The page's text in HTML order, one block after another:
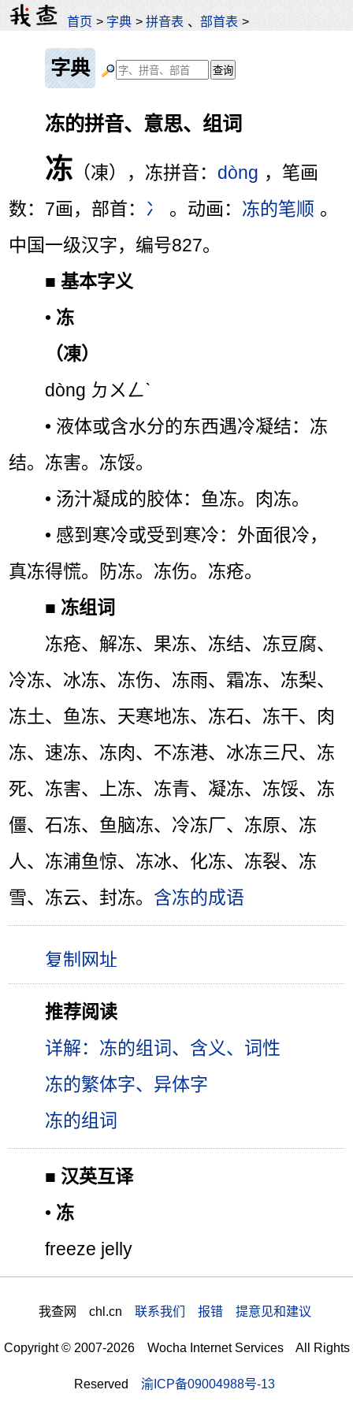
首页 > 字典 >拼音表 、部首表 >
字典
冻的拼音、意思、组词
冻 （凍），冻拼音： dòng ，笔画
数：7画，部首： 冫 。动画： 冻的笔顺 。
中国一级汉字，编号827。
■基本字义
• 冻
（凍）
dòng ㄉㄨㄥˋ
• 液体或含水分的东西遇冷凝结：冻
结。冻害。冻馁。
• 汤汁凝成的胶体：鱼冻。肉冻。
• 感到寒冷或受到寒冷：外面很冷，
真冻得慌。防冻。冻伤。冻疮。
■ 冻组词
冻疮、解冻、果冻、冻结、冻豆腐、
冷冻、冰冻、冻伤、冻雨、霜冻、冻梨、
冻土、鱼冻、天寒地冻、冻石、冻干、肉
冻、速冻、冻肉、不冻港、冰冻三尺、冻
死、冻害、上冻、冻青、凝冻、冻馁、冻
僵、石冻、鱼脑冻、冷冻厂、冻原、冻
人、冻浦鱼惊、冻冰、化冻、冻裂、冻
雪、冻云、封冻。 含冻的成语
推荐阅读
详解：冻的组词、含义、词性
冻的繁体字、异体字
冻的组词
■ 汉英互译
• 冻
freeze jelly
我查网 chl.cn 联系我们 报错 提意见和建议
Copyright © 2007-2026 Wocha Internet Services All Rights
Reserved 渝ICP备09004988号-13